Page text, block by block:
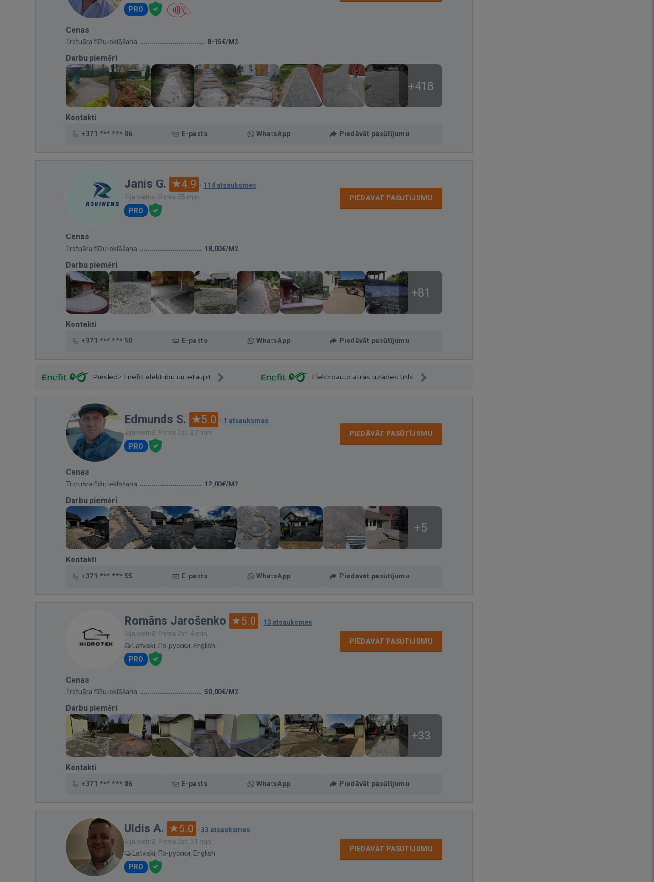
PRO
Cenas
Trotuāra flīžu ieklāšana 8-15€/M2
Darbu piemēri
+418
Kontakti
+371 *** *** 06 E-pasts WhatsApp Piedāvāt pasūtījumu
Janis G. 4.9 · 114 atsauksmes
Bija vietnē: Pirms 55 min.
PRO
PIEDĀVĀT PASŪTĪJUMU
Cenas
Trotuāra flīžu ieklāšana 18,00€/M2
Darbu piemēri
+81
Kontakti
+371 *** *** 50 E-pasts WhatsApp Piedāvāt pasūtījumu
Pieslēdz Enefit elektrību un ietaupi! Elektroauto ātrās uzlādes tīkls
Edmunds S. 5.0 · 1 atsauksmes
Bija vietnē: Pirms 1st. 27 min.
PRO
PIEDĀVĀT PASŪTĪJUMU
Cenas
Trotuāra flīžu ieklāšana 12,00€/M2
Darbu piemēri
+5
Kontakti
+371 *** *** 55 E-pasts WhatsApp Piedāvāt pasūtījumu
Romāns Jarošenko 5.0 · 13 atsauksmes
Bija vietnē: Pirms 2st. 4 min.
Latviski, По-русски, English
PRO
PIEDĀVĀT PASŪTĪJUMU
Cenas
Trotuāra flīžu ieklāšana 50,00€/M2
Darbu piemēri
+33
Kontakti
+371 *** *** 86 E-pasts WhatsApp Piedāvāt pasūtījumu
Uldis A. 5.0 · 33 atsauksmes
Bija vietnē: Pirms 2st. 21 min.
Latviski, По-русски, English
PRO
PIEDĀVĀT PASŪTĪJUMU